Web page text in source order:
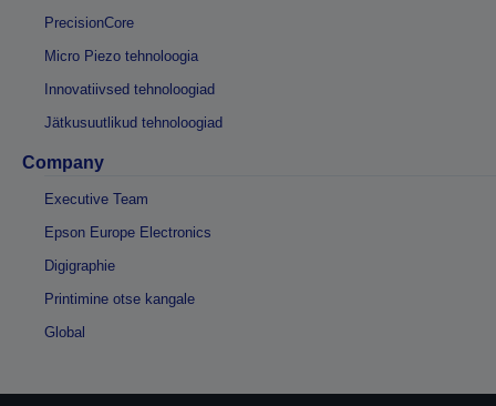
PrecisionCore
Micro Piezo tehnoloogia
Innovatiivsed tehnoloogiad
Jätkusuutlikud tehnoloogiad
Company
Executive Team
Epson Europe Electronics
Digigraphie
Printimine otse kangale
Global